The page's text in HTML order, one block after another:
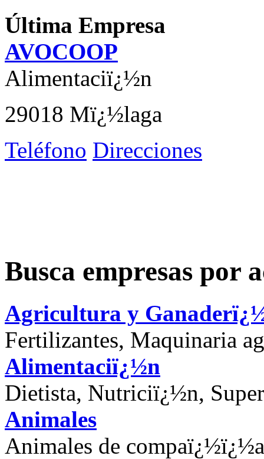
Última Empresa
AVOCOOP
Alimentaciï¿½n
29018 Mï¿½laga
Teléfono Direcciones
Busca empresas por
Agricultura y
Fertilizantes, Maquinaria
Alimentaciï¿½n
Dietista, Nutriciï¿½n,
Animales
Animales de